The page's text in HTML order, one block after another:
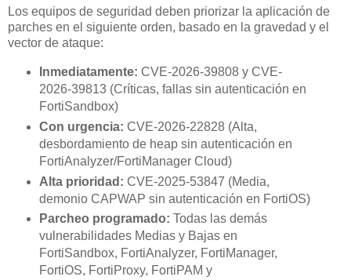
Los equipos de seguridad deben priorizar la aplicación de
parches en el siguiente orden, basado en la gravedad y el
vector de ataque:
Inmediatamente: CVE-2026-39808 y CVE-
2026-39813 (Críticas, fallas sin autenticación en
FortiSandbox)
Con urgencia: CVE-2026-22828 (Alta,
desbordamiento de heap sin autenticación en
FortiAnalyzer/FortiManager Cloud)
Alta prioridad: CVE-2025-53847 (Media,
demonio CAPWAP sin autenticación en FortiOS)
Parcheo programado: Todas las demás
vulnerabilidades Medias y Bajas en
FortiSandbox, FortiAnalyzer, FortiManager,
FortiOS, FortiProxy, FortiPAM y